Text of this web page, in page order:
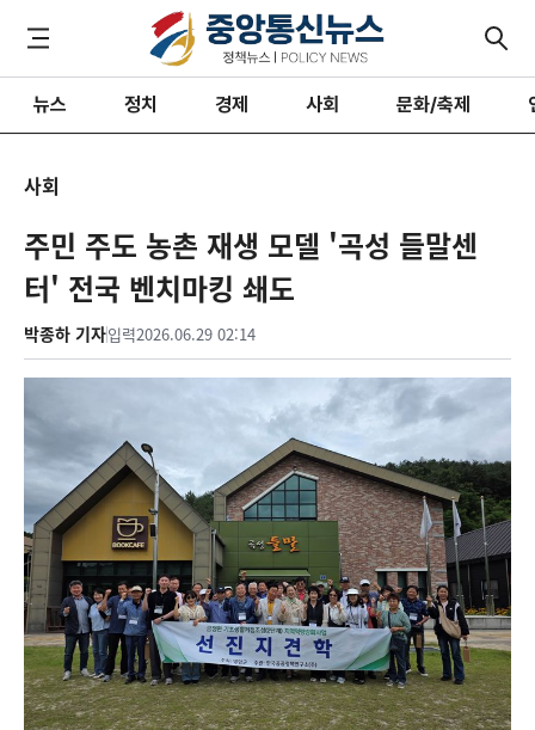
뉴스 정치 경제 사회 문화/축제
사회
주민 주도 농촌 재생 모델 '곡성 들말센
터' 전국 벤치마킹 쇄도
박종하 기자입력2026.06.29 02:14